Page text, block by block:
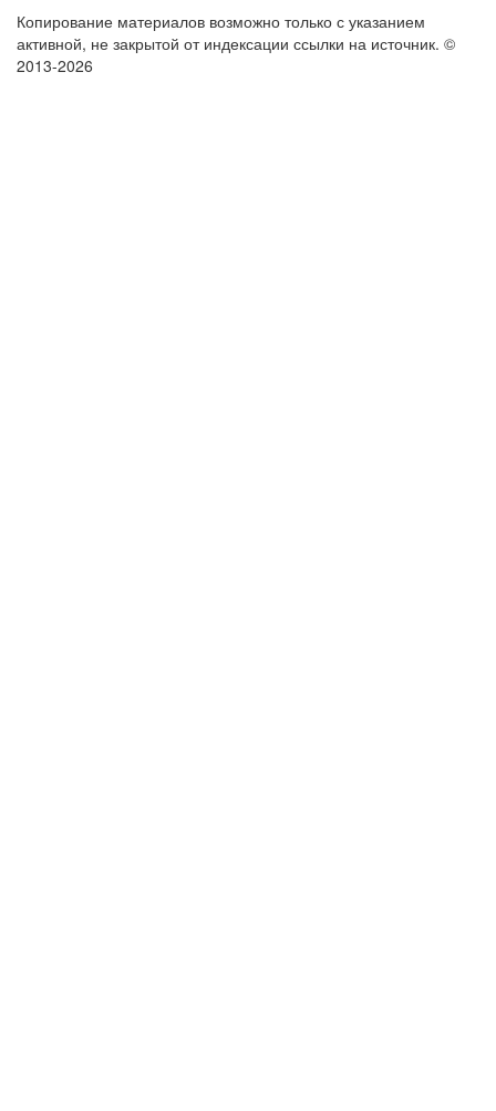
Копирование материалов возможно только с указанием
активной, не закрытой от индексации ссылки на источник. ©
2013-2026